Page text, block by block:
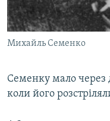
Михайль Семенко
Семенку мало через
коли його